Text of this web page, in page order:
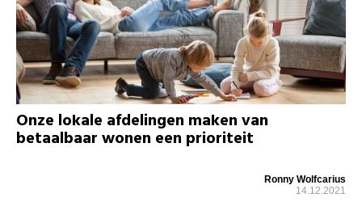
Onze lokale afdelingen maken van
betaalbaar wonen een prioriteit
Ronny Wolfcarius
14.12.2021